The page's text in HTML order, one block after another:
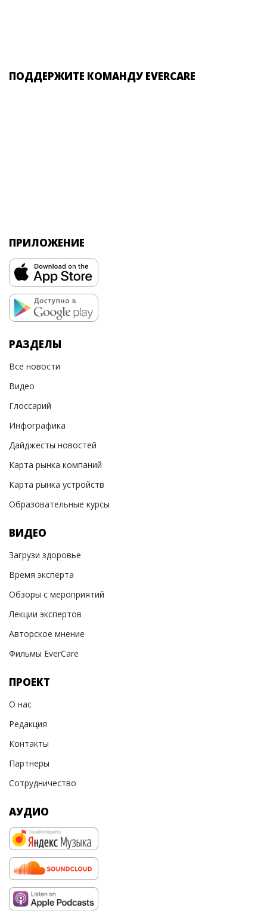
ПОДДЕРЖИТЕ КОМАНДУ EVERCARE
ПРИЛОЖЕНИЕ
РАЗДЕЛЫ
Все новости
Видео
Глоссарий
Инфографика
Дайджесты новостей
Карта рынка компаний
Карта рынка устройств
Образовательные курсы
ВИДЕО
Загрузи здоровье
Время эксперта
Обзоры с мероприятий
Лекции экспертов
Авторское мнение
Фильмы EverCare
ПРОЕКТ
О нас
Редакция
Контакты
Партнеры
Сотрудничество
АУДИО